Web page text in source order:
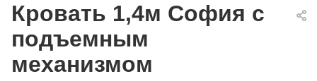
Кровать 1,4м София с
подъемным
механизмом